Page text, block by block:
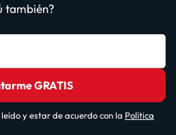
también?
GRATIS
y estar de acuerdo con la Política